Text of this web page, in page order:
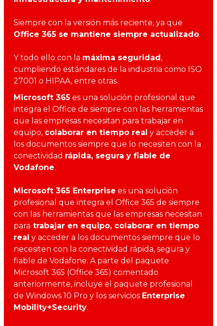
Siempre con la versión más reciente, ya que
Office 365 se mantiene siempre actualizado.
Y todo ello con la máxima seguridad,
cumpliendo estándares de la industria como ISO
27001 o HIPAA, entre otras.
Microsoft 365 es una solución profesional que
integra el Office de siempre con las herramientas
que las empresas necesitan para trabajar en
equipo, colaborar en tiempo real y acceder a
los documentos siempre que lo necesiten con la
conectividad rápida, segura y fiable de
Vodafone.
Microsoft 365 Enterprise es una solución
profesional que integra el Office 365 de siempre
con las herramientas que las empresas necesitan
para trabajar en equipo, colaborar en tiempo
real y acceder a los documentos siempre que lo
necesiten con la conectividad rápida, segura y
fiable de Vodafone. A parte del paquete
Microsoft 365 (Office 365) comentado
anteriormente, incluye el paquete profesional
de Windows 10 Pro y los servicios Enterprise
Mobility+Security.